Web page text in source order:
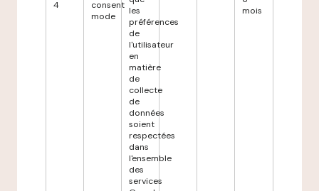
4
consent
mode
les
préférences
de
l'utilisateur
en
matière
de
collecte
de
données
soient
respectées
dans
l'ensemble
des
services
mois